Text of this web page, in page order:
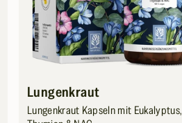
Lungenkraut
Lungenkraut Kapseln mit Eukalyptus,